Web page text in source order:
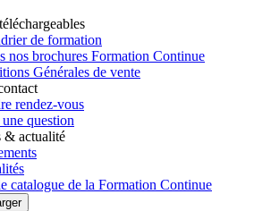
de formation
nos brochures Formation Continue
Générales de vente
rendez-vous
une question
& actualité
catalogue de la Formation Continue